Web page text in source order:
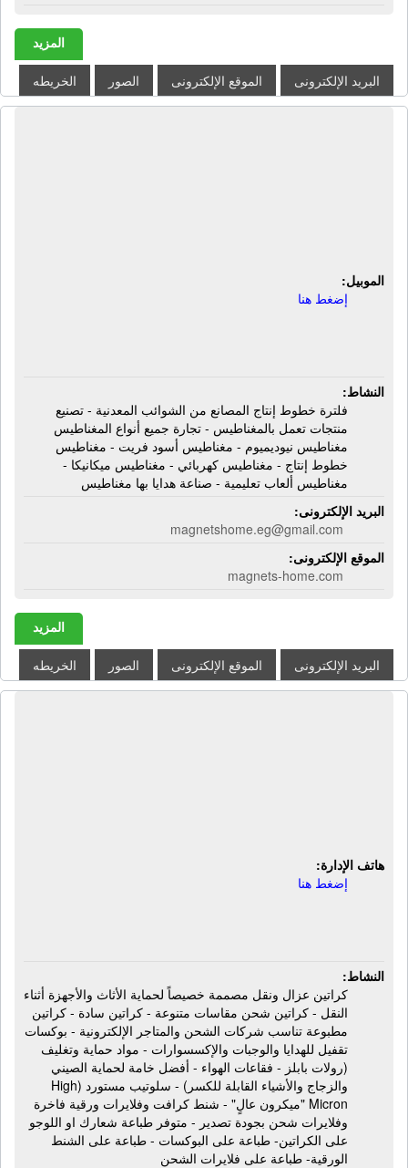
المزيد
البريد الإلكترونى الموقع الإلكترونى الصور الخريطه
الموبيل:
إضغط هنا
النشاط:
فلترة خطوط إنتاج المصانع من الشوائب المعدنية - تصنيع
منتجات تعمل بالمغناطيس - تجارة جميع أنواع المغناطيس
مغناطيس نيوديميوم - مغناطيس أسود فريت - مغناطيس
خطوط إنتاج - مغناطيس كهربائي - مغناطيس ميكانيكا -
مغناطيس ألعاب تعليمية - صناعة هدايا بها مغناطيس
البريد الإلكترونى:
magnetshome.eg@gmail.com
الموقع الإلكترونى:
magnets-home.com
المزيد
البريد الإلكترونى الموقع الإلكترونى الصور الخريطه
هاتف الإدارة:
إضغط هنا
النشاط:
كراتين عزال ونقل مصممة خصيصاً لحماية الأثاث والأجهزة أثناء
النقل - كراتين شحن مقاسات متنوعة - كراتين سادة - كراتين
مطبوعة تناسب شركات الشحن والمتاجر الإلكترونية - بوكسات
تقفيل للهدايا والوجبات والإكسسوارات - مواد حماية وتغليف
(رولات بابلز - فقاعات الهواء - أفضل خامة لحماية الصيني
والزجاج والأشياء القابلة للكسر) - سلوتيب مستورد (High
Micron "ميكرون عالٍ" - شنط كرافت وفلايرات ورقية فاخرة
وفلايرات شحن بجودة تصدير - متوفر طباعة شعارك او اللوجو
على الكراتين- طباعة على البوكسات - طباعة على الشنط
الورقية- طباعة على فلايرات الشحن